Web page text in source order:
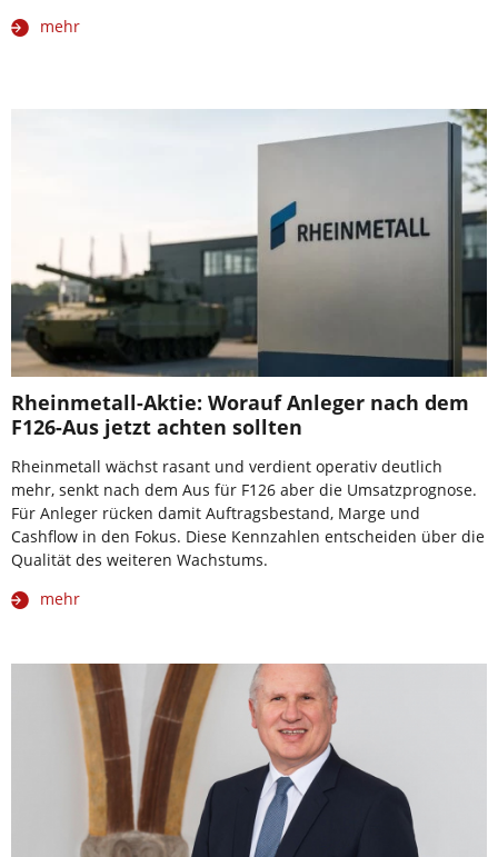
mehr
Rheinmetall-Aktie: Worauf Anleger nach dem
F126-Aus jetzt achten sollten
Rheinmetall wächst rasant und verdient operativ deutlich
mehr, senkt nach dem Aus für F126 aber die Umsatzprognose.
Für Anleger rücken damit Auftragsbestand, Marge und
Cashflow in den Fokus. Diese Kennzahlen entscheiden über die
Qualität des weiteren Wachstums.
mehr